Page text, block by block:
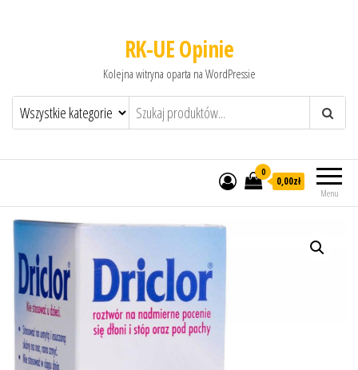
RK-UE Opinie
Kolejna witryna oparta na WordPressie
Menu
0
0,00zł